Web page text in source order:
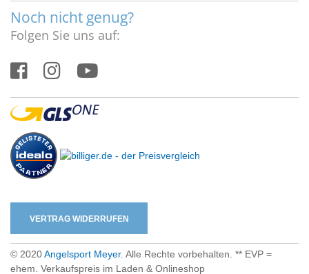
Noch nicht genug?
Folgen Sie uns auf:
VERTRAG WIDERRUFEN
© 2020Angelsport Meyer. Alle Rechte vorbehalten. ** EVP =
ehem. Verkaufspreis im Laden & Onlineshop